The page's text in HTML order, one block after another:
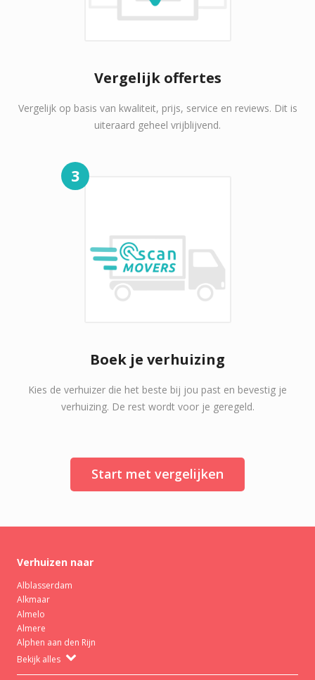
Vergelijk offertes
Vergelijk op basis van kwaliteit, prijs, service en reviews. Dit is
uiteraard geheel vrijblijvend.
3
Boek je verhuizing
Kies de verhuizer die het beste bij jou past en bevestig je
verhuizing. De rest wordt voor je geregeld.
Start met vergelijken
Verhuizen naar
Alblasserdam
Alkmaar
Almelo
Almere
Alphen aan den Rijn
Bekijk alles